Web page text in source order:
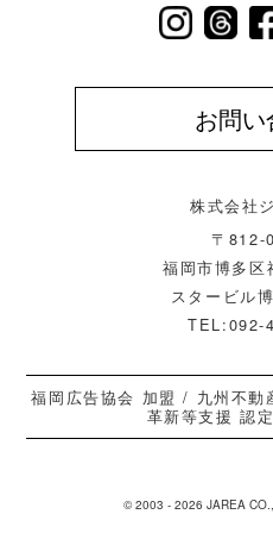
お問
株式会社
〒812-
福岡市博多
スタービル
TEL:092-
福岡広告協会 加盟 / 九州不
革新等支援 認
© 2003 - 2026 JAREA